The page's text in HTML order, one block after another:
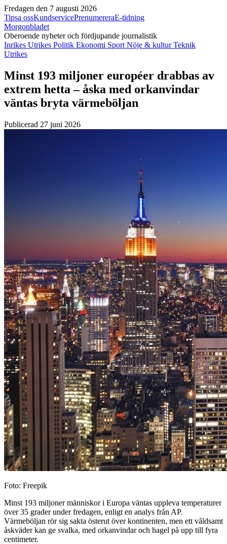
Fredagen den 7 augusti 2026
Tipsa ossKundservicePrenumereraE-tidning
Morgonbladet
Oberoende nyheter och fördjupande journalistik
Inrikes Utrikes Politik Ekonomi Sport Nöje & kulturTeknik
Utrikes
Minst 193 miljoner européer drabbas av
extrem hetta – åska med orkanvindar
väntas bryta värmeböljan
Publicerad 27 juni 2026
Foto: Freepik
Minst 193 miljoner människor i Europa väntas uppleva temperaturer
över 35 grader under fredagen, enligt en analys från AP.
Värmeböljan rör sig sakta österut över kontinenten, men ett våldsamt
åskväder kan ge svalka, med orkanvindar och hagel på upp till fyra
centimeter.